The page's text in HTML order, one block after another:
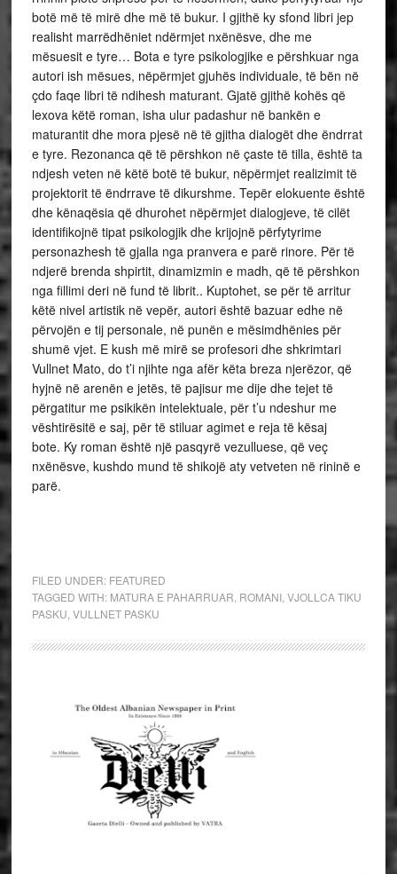
botë më të mirë dhe më të bukur. I gjithë ky sfond libri jep
realisht marrëdhëniet ndërmjet nxënësve, dhe me
mësuesit e tyre… Bota e tyre psikologjike e përshkuar nga
autori ish mësues, nëpërmjet gjuhës individuale, të bën në
çdo faqe libri të ndihesh maturant. Gjatë gjithë kohës që
lexova këtë roman, isha ulur padashur në bankën e
maturantit dhe mora pjesë në të gjitha dialogët dhe ëndrrat
e tyre. Rezonanca që të përshkon në çaste të tilla, është ta
ndjesh veten në këtë botë të bukur, nëpërmjet realizimit të
projektorit të ëndrrave të dikurshme. Tepër elokuente është
dhe kënaqësia që dhurohet nëpërmjet dialogjeve, të cilët
identifikojnë tipat psikologjik dhe krijojnë përfytyrime
personazhesh të gjalla nga pranvera e parë rinore. Për të
ndjerë brenda shpirtit, dinamizmin e madh, që të përshkon
nga fillimi deri në fund të librit.. Kuptohet, se për të arritur
këtë nivel artistik në vepër, autori është bazuar edhe në
përvojën e tij personale, në punën e mësimdhënies për
shumë vjet. E kush më mirë se profesori dhe shkrimtari
Vullnet Mato, do t’i njihte nga afër këta breza njerëzor, që
hyjnë në arenën e jetës, të pajisur me dije dhe tejet të
përgatitur me psikikën intelektuale, për t’u ndeshur me
vështirësitë e saj, për të stiluar agimet e reja të kësaj
bote. Ky roman është një pasqyrë vezulluese, që veç
nxënësve, kushdo mund të shikojë aty vetveten në rininë e
parë.
FILED UNDER: FEATURED
TAGGED WITH: MATURA E PAHARRUAR ROMANI, VJOLLCA TIKU
PASKU VULLNET PASKU